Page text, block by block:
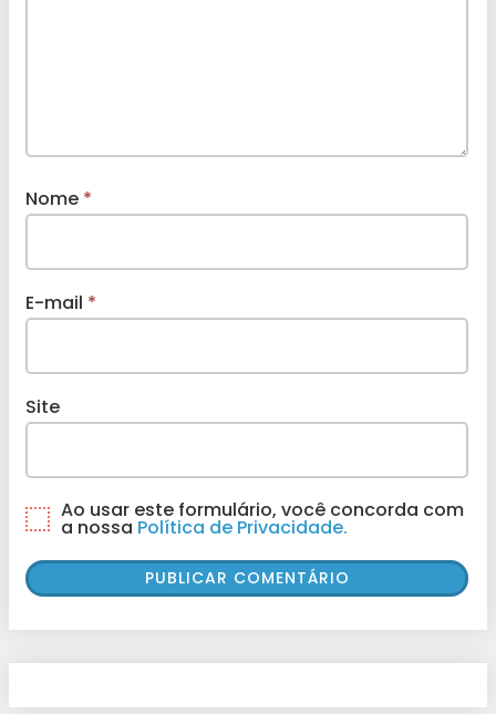
Nome *
E-mail *
Site
Ao usar este formulário, você concorda com
a nossa Política de Privacidade.